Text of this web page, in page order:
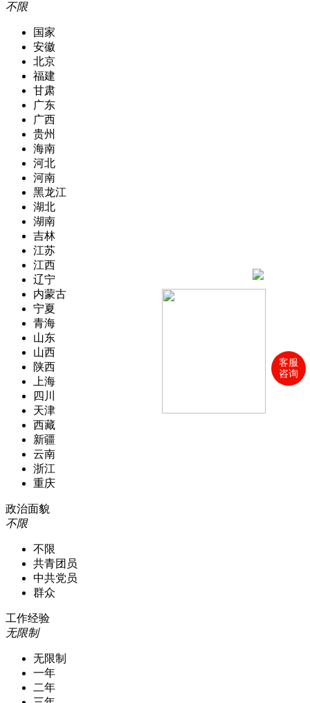
客服
咨询
不限
国家
安徽
北京
福建
甘肃
广东
广西
贵州
海南
河北
河南
黑龙江
湖北
湖南
吉林
江苏
江西
辽宁
内蒙古
宁夏
青海
山东
山西
陕西
上海
四川
天津
西藏
新疆
云南
浙江
重庆
政治面貌
不限
不限
共青团员
中共党员
群众
工作经验
无限制
无限制
一年
二年